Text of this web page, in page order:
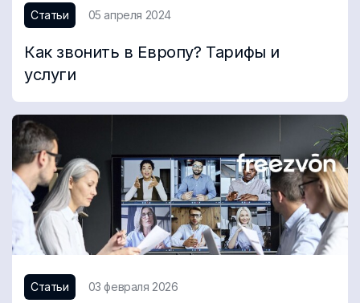
Статьи 05 апреля 2024
Как звонить в Европу? Тарифы и
услуги
Статьи 03 февраля 2026